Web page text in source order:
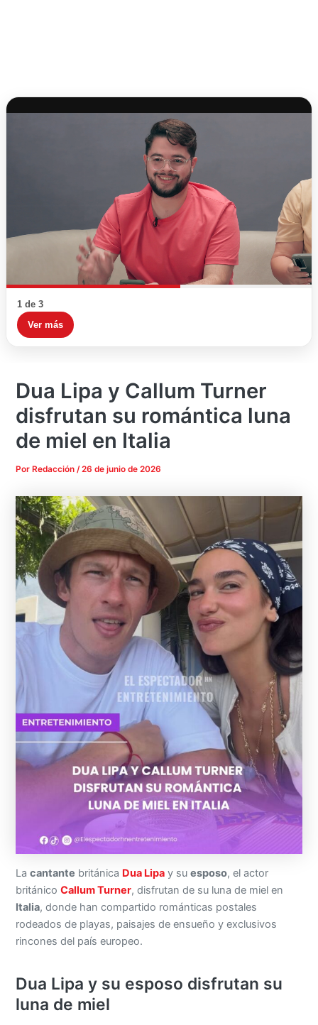
1 de 3
Ver más
Dua Lipa y Callum Turner
disfrutan su romántica luna
de miel en Italia
Por Redacción/26 de junio de 2026
Lacantante británica Dua Lipa y suesposo, el actor
británicoCallum Turner, disfrutan de su luna de miel en
Italia, donde han compartido románticas postales
rodeados de playas, paisajes de ensueño y exclusivos
rincones del país europeo.
Dua Lipa y su esposo disfrutan su
luna de miel